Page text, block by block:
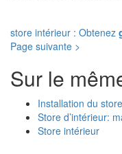
store intérieur : Obtenez
Page suivante >
Sur le
Installation du
Store d’intérieur:
Store intérieur